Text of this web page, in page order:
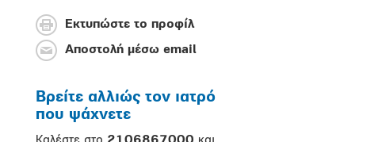
Εκτυπώστε το προφίλ
Αποστολή μέσω email
Βρείτε αλλιώς τον ιατρό
που ψάχνετε